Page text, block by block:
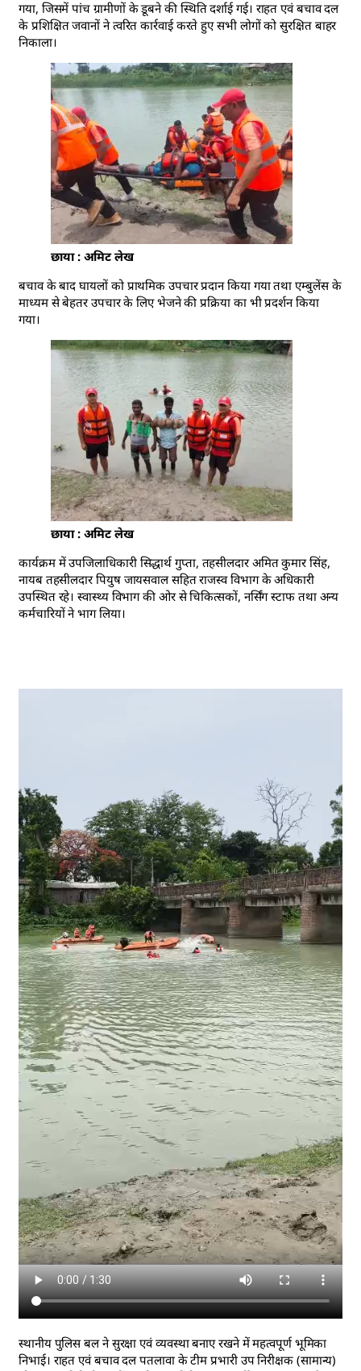
गया, जिसमें पांच ग्रामीणों के डूबने की स्थिति दर्शाई गई। राहत एवं बचाव दल
के प्रशिक्षित जवानों ने त्वरित कार्रवाई करते हुए सभी लोगों को सुरक्षित बाहर
निकाला।
छाया : अमिट लेख
बचाव के बाद घायलों को प्राथमिक उपचार प्रदान किया गया तथा एम्बुलेंस के
माध्यम से बेहतर उपचार के लिए भेजने की प्रक्रिया का भी प्रदर्शन किया
गया।
छाया : अमिट लेख
कार्यक्रम में उपजिलाधिकारी सिद्धार्थ गुप्ता, तहसीलदार अमित कुमार सिंह,
नायब तहसीलदार पियुष जायसवाल सहित राजस्व विभाग के अधिकारी
उपस्थित रहे। स्वास्थ्य विभाग की ओर से चिकित्सकों, नर्सिंग स्टाफ तथा अन्य
कर्मचारियों ने भाग लिया।
स्थानीय पुलिस बल ने सुरक्षा एवं व्यवस्था बनाए रखने में महत्वपूर्ण भूमिका
निभाई। राहत एवं बचाव दल पतलावा के टीम प्रभारी उप निरीक्षक (सामान्य)